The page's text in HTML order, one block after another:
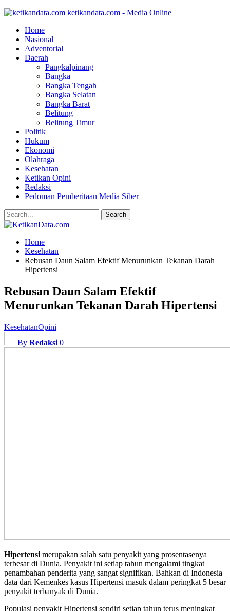
ketikandata.com - Media Online
Home
Nasional
Adventorial
Daerah
Pangkalpinang
Bangka
Bangka Tengah
Bangka Selatan
Bangka Barat
Belitung
Belitung Timur
Politik
Hukum
Ekonomi
Olahraga
Kesehatan
Ketikan Opini
Redaksi
Pedoman Pemberitaan Media Siber
Home
Kesehatan
Rebusan Daun Salam Efektif Menurunkan Tekanan Darah
Hipertensi
Rebusan Daun Salam Efektif
Menurunkan Tekanan Darah Hipertensi
KesehatanOpini
By Redaksi 0
Hipertensi merupakan salah satu penyakit yang prosentasenya
terbesar di Dunia. Penyakit ini setiap tahun mengalami tingkat
penambahan penderita yang sangat signifikan. Bahkan di Indonesia
data dari Kemenkes kasus Hipertensi masuk dalam peringkat 5 besar
penyakit terbanyak di Dunia.
Populasi penyakit Hipertensi sendiri setiap tahun terus meningkat